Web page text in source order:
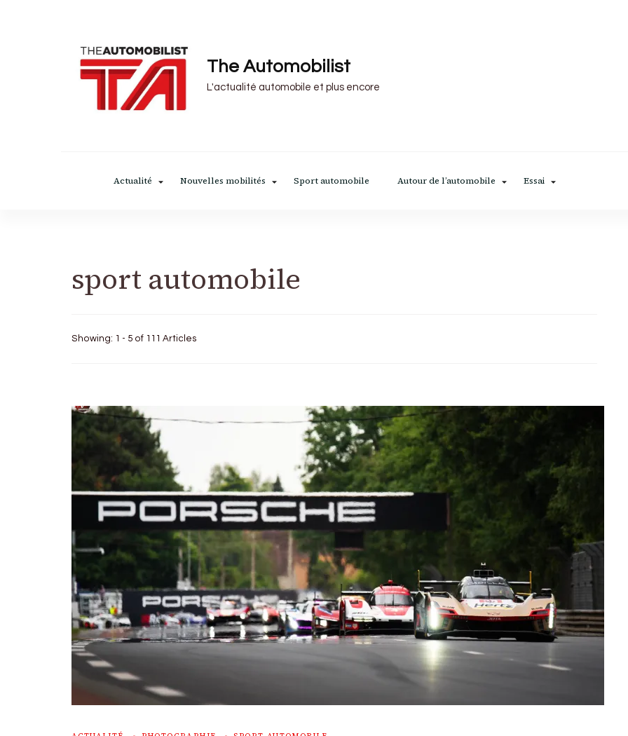
The Automobilist
L'actualité automobile et plus encore
Actualité Nouvelles mobilités Sport automobile Autour de l’automobile Essai
sport automobile
Showing: 1 - 5 of 111 Articles